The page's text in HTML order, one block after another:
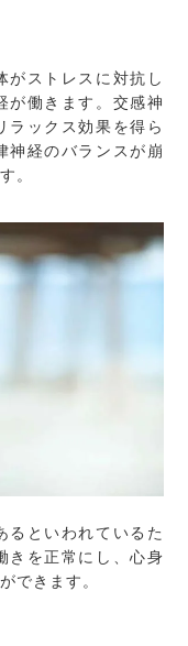
がストレスに対抗し
が働きます。交感神
ラックス効果を得ら
神経のバランスが崩
。
るといわれているた
きを正常にし、心身
できます。